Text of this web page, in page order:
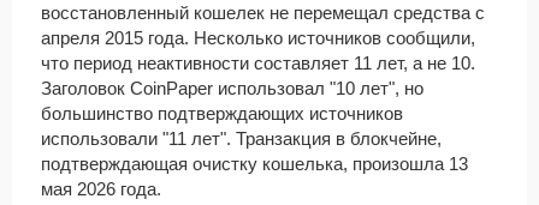
восстановленный кошелек не перемещал средства с
апреля 2015 года. Несколько источников сообщили,
что период неактивности составляет 11 лет, а не 10.
Заголовок CoinPaper использовал "10 лет", но
большинство подтверждающих источников
использовали "11 лет". Транзакция в блокчейне,
подтверждающая очистку кошелька, произошла 13
мая 2026 года.